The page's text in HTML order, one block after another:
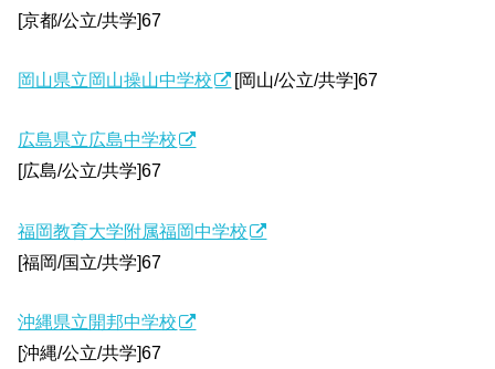
[京都/公立/共学]67
岡山県立岡山操山中学校 [岡山/公立/共学]67
広島県立広島中学校
[広島/公立/共学]67
福岡教育大学附属福岡中学校
[福岡/国立/共学]67
沖縄県立開邦中学校
[沖縄/公立/共学]67